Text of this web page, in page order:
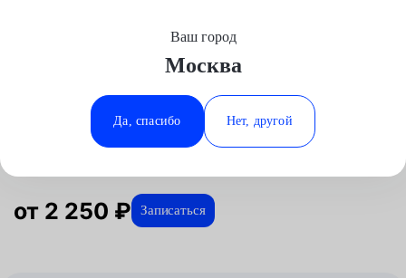
Минеральные Воды
Ростов-на-Дону
Ставрополь
Ваш город
Москва
Да, спасибо Нет, другой
ОтзывыАвтосервис
Плановое ТО для Suzuki в Москве
от 2 250 ₽ Записаться